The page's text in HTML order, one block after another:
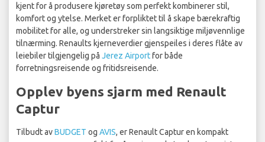
kjent for å produsere kjøretøy som perfekt kombinerer stil,
komfort og ytelse. Merket er forpliktet til å skape bærekraftig
mobilitet for alle, og understreker sin langsiktige miljøvennlige
tilnærming. Renaults kjerneverdier gjenspeiles i deres flåte av
leiebiler tilgjengelig på Jerez Airportfor både
forretningsreisende og fritidsreisende.
Opplev byens sjarm med Renault
Captur
Tilbudt avBUDGET og AVIS, er Renault Captur en kompakt